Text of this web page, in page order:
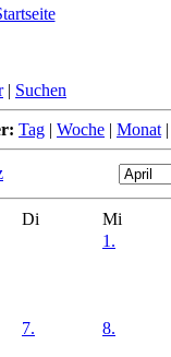
| Suchen
Tag | Woche | Monat
Di
Mi
1.
7. 8.